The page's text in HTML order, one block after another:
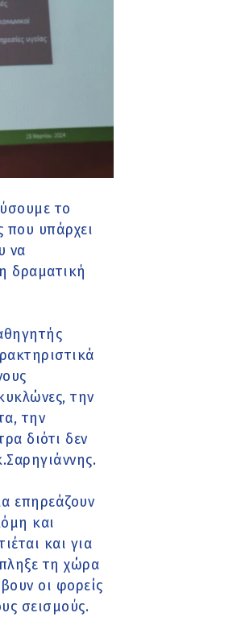
το
που υπάρχει
να
δραματική
την
την
διότι δεν
επηρεάζουν
και
και για
τη χώρα
οι φορείς
σεισμούς.